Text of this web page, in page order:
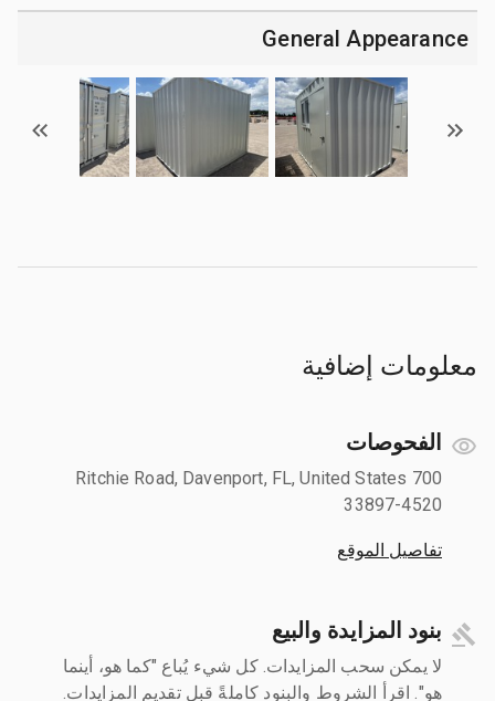
General Appearance
معلومات إضافية
الفحوصات
700 Ritchie Road, Davenport, FL, United States
33897-4520
تفاصيل الموقع
بنود المزايدة والبيع
لا يمكن سحب المزايدات. كل شيء يُباع "كما هو، أينما
هو". اقرأ الشروط والبنود كاملةً قبل تقديم المزايدات.